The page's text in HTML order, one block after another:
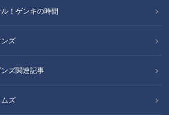
！ゲンキの時間
ズ
ズ関連記事
ズ